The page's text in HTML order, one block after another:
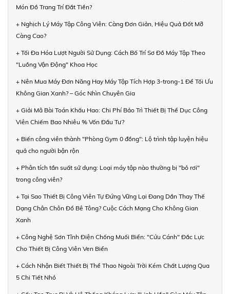
Món Đồ Trang Trí Đắt Tiền?
+ Nghịch Lý Máy Tập Công Viên: Càng Đơn Giản, Hiệu Quả Đốt Mỡ
Càng Cao?
+ Tối Đa Hóa Lượt Người Sử Dụng: Cách Bố Trí Sơ Đồ Máy Tập Theo
"Luồng Vận Động" Khoa Học
+ Nên Mua Máy Đơn Năng Hay Máy Tập Tích Hợp 3-trong-1 Để Tối Ưu
Không Gian Xanh? – Góc Nhìn Chuyên Gia
+ Giải Mã Bài Toán Khấu Hao: Chi Phí Bảo Trì Thiết Bị Thể Dục Công
Viên Chiếm Bao Nhiêu % Vốn Đầu Tư?
+ Biến công viên thành "Phòng Gym 0 đồng": Lộ trình tập luyện hiệu
quả cho người bận rộn
+ Phân tích tần suất sử dụng: Loại máy tập nào thường bị "bỏ rơi"
trong công viên?
+ Tại Sao Thiết Bị Công Viên Tự Đứng Vững Lại Đang Dần Thay Thế
Dạng Chân Chôn Đổ Bê Tông? Cuộc Cách Mạng Cho Không Gian
Xanh
+ Công Nghệ Sơn Tĩnh Điện Chống Muối Biển: "Cứu Cánh" Đắc Lực
Cho Thiết Bị Công Viên Ven Biển
+ Cách Nhận Biết Thiết Bị Thể Thao Ngoài Trời Kém Chất Lượng Qua
5 Chi Tiết Nhỏ